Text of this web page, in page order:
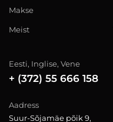
Makse
Meist
Eesti, Inglise, Vene
+ (372) 55 666 158
Aadress
Suur-Sõjamäe põik 9,